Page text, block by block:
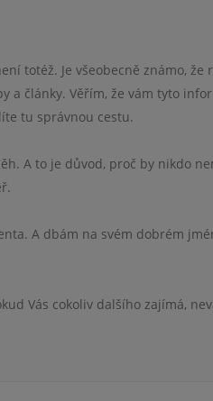
totéž. Je všeobecně známo, že
a články. Věřím, že vám tyto
tu správnou cestu.
A to je důvod, proč by nikdo
A dbám na svém dobrém
Vás cokoliv dalšího zajímá,